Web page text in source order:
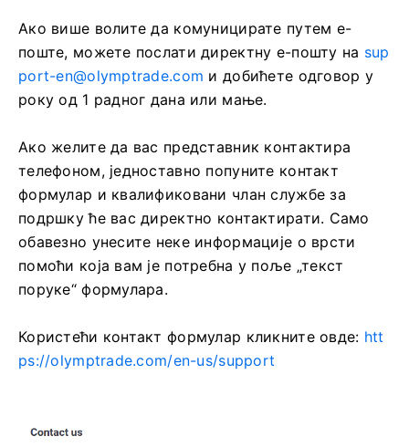
Ако више волите да комуницирате путем е-
поште, можете послати директну е-пошту на sup
port-en@olymptrade.com и добићете одговор у
року од 1 радног дана или мање.
Ако желите да вас представник контактира
телефоном, једноставно попуните контакт
формулар и квалификовани члан службе за
подршку ће вас директно контактирати. Само
обавезно унесите неке информације о врсти
помоћи која вам је потребна у поље „текст
поруке“ формулара.
Користећи контакт формулар кликните овде: htt
ps://olymptrade.com/en-us/support